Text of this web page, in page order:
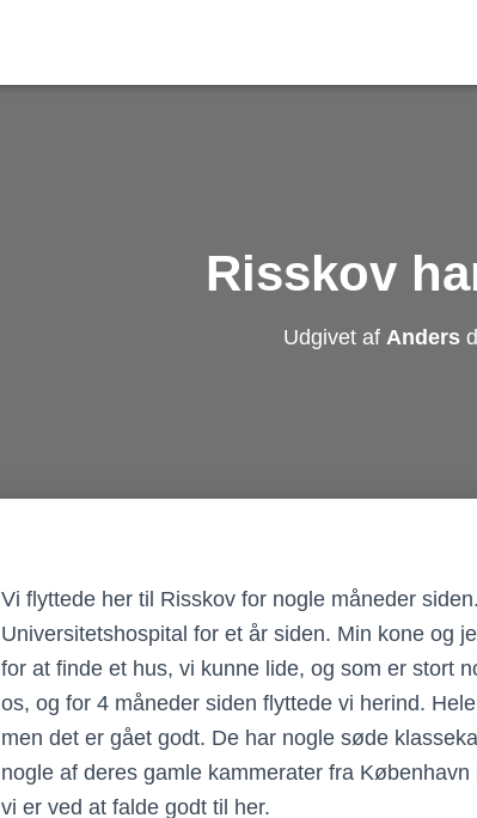
Risskov
Udgivet af Anders
Vi flyttede her til Risskov for nogle måneder
Universitetshospital for et år siden. Min kone og
for at finde et hus, vi kunne lide, og som er stort
os, og for 4 måneder siden flyttede vi herind.
men det er gået godt. De har nogle søde
nogle af deres gamle kammerater fra
vi er ved at falde godt til her.